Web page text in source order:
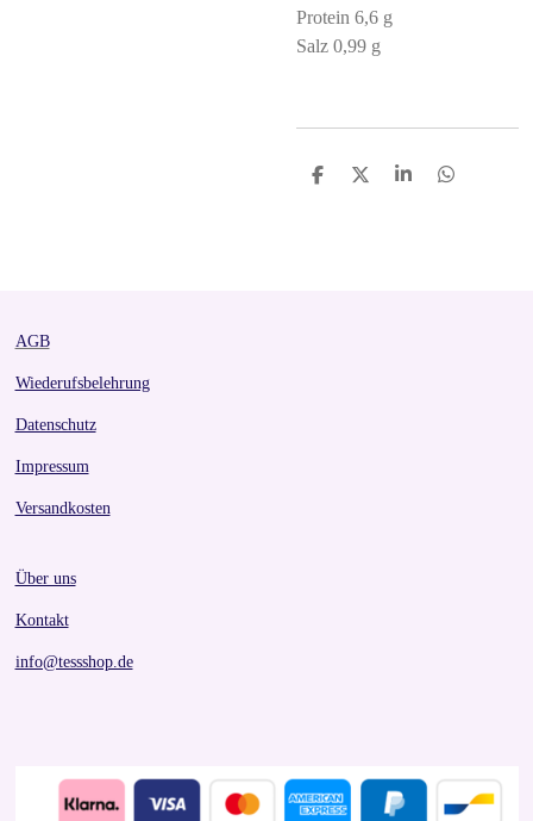
Protein 6,6 g
Salz 0,99 g
S
S
S
S
AGB
Wiederufsbelehrung
Datenschutz
Impressum
Versandkosten
Über uns
Kontakt
info@tessshop.de